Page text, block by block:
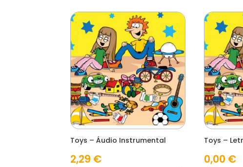
Toys – Áudio Instrumental
2,29 €
Toys –
0,00 €